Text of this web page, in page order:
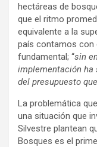
hectáreas de
que el ritmo
equivalente a la
país contamos con
fundamental; “sin
implementación ha
del presupuesto
La problemática
una situación que
Silvestre plantean
Bosques es el